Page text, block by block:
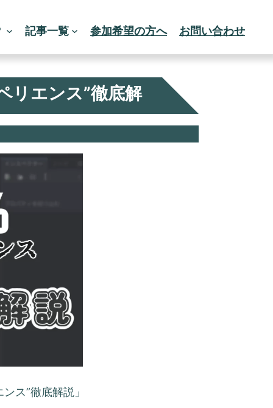
記事一覧 参加希望の方へ お問い合わせ
リエンス”徹底解
ス”徹底解説」